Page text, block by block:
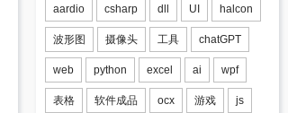
aardio csharp dll UI halcon
波形图 摄像头 工具 chatGPT
web python excel ai wpf
表格 软件成品 ocx 游戏 js